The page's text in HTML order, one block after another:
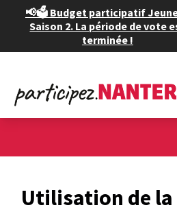
📢🗳️ Budget participatif
Saison 2. La période de vote
terminée !
Utilisation de